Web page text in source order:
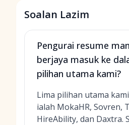
Soalan Lazim
Pengurai resume
berjaya masuk ke
pilihan utama kami?
Lima pilihan utama
ialah MokaHR, Sovren,
HireAbility, dan Daxtra.